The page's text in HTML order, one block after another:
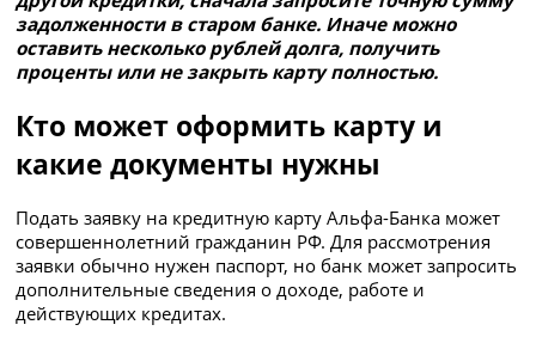
задолженности в старом банке. Иначе можно
оставить несколько рублей долга, получить
проценты или не закрыть карту полностью.
Кто может оформить карту и
какие документы нужны
Подать заявку на кредитную карту Альфа-Банка может
совершеннолетний гражданин РФ. Для рассмотрения
заявки обычно нужен паспорт, но банк может запросить
дополнительные сведения о доходе, работе и
действующих кредитах.